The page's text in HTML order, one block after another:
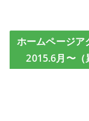
ホームページア
2015.6月〜（